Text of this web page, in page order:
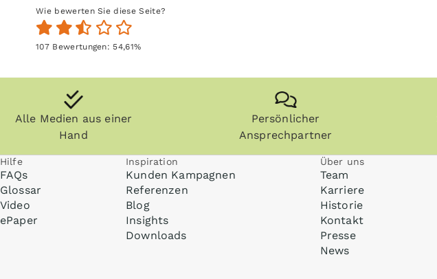
Wie bewerten Sie diese Seite?
107Bewertungen: 54,61%
Alle Medien aus einer
Hand
Persönlicher
Ansprechpartner
Hilfe
FAQs
Glossar
Video
ePaper
Inspiration
Kunden Kampagnen
Referenzen
Blog
Insights
Downloads
Über uns
Team
Karriere
Historie
Kontakt
Presse
News